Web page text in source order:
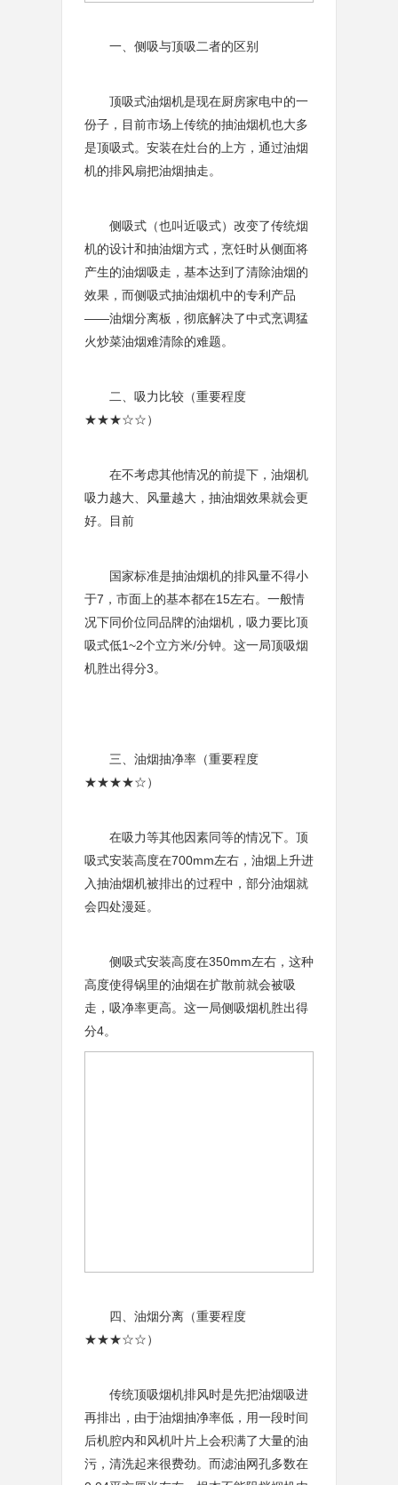
一、侧吸与顶吸二者的区别
顶吸式油烟机是现在厨房家电中的一
份子，目前市场上传统的抽油烟机也大多
是顶吸式。安装在灶台的上方，通过油烟
机的排风扇把油烟抽走。
侧吸式（也叫近吸式）改变了传统烟
机的设计和抽油烟方式，烹饪时从侧面将
产生的油烟吸走，基本达到了清除油烟的
效果，而侧吸式抽油烟机中的专利产品
——油烟分离板，彻底解决了中式烹调猛
火炒菜油烟难清除的难题。
二、吸力比较（重要程度
★★★☆☆）
在不考虑其他情况的前提下，油烟机
吸力越大、风量越大，抽油烟效果就会更
好。目前
国家标准是抽油烟机的排风量不得小
于7，市面上的基本都在15左右。一般情
况下同价位同品牌的油烟机，吸力要比顶
吸式低1~2个立方米/分钟。这一局顶吸烟
机胜出得分3。
三、油烟抽净率（重要程度
★★★★☆）
在吸力等其他因素同等的情况下。顶
吸式安装高度在700mm左右，油烟上升进
入抽油烟机被排出的过程中，部分油烟就
会四处漫延。
侧吸式安装高度在350mm左右，这种
高度使得锅里的油烟在扩散前就会被吸
走，吸净率更高。这一局侧吸烟机胜出得
分4。
四、油烟分离（重要程度
★★★☆☆）
传统顶吸烟机排风时是先把油烟吸进
再排出，由于油烟抽净率低，用一段时间
后机腔内和风机叶片上会积满了大量的油
污，清洗起来很费劲。而滤油网孔多数在